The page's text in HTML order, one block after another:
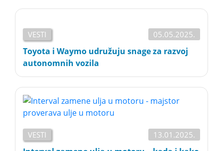
VESTI 05.05.2025.
Toyota i Waymo udružuju snage za razvoj
autonomnih vozila
VESTI 13.01.2025.